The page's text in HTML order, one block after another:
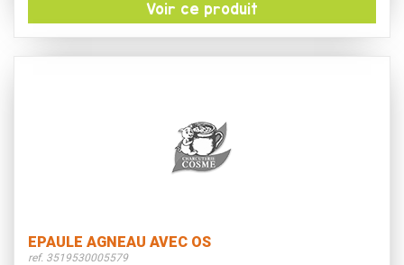
Voir ce produit
EPAULE AGNEAU AVEC OS
ref. 3519530005579